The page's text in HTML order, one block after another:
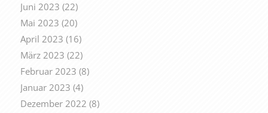
Juni 2023 (22)
Mai 2023 (20)
April 2023 (16)
März 2023 (22)
Februar 2023 (8)
Januar 2023 (4)
Dezember 2022 (8)